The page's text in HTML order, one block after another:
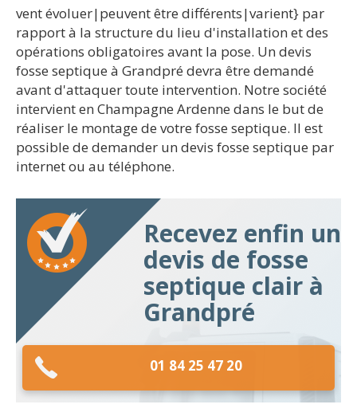
vent évoluer|peuvent être différents|varient} par
rapport à la structure du lieu d'installation et des
opérations obligatoires avant la pose. Un devis
fosse septique à Grandpré devra être demandé
avant d'attaquer toute intervention. Notre société
intervient en Champagne Ardenne dans le but de
réaliser le montage de votre fosse septique. Il est
possible de demander un devis fosse septique par
internet ou au téléphone.
Recevez enfin un
devis de fosse
septique clair à
Grandpré
01 84 25 47 20